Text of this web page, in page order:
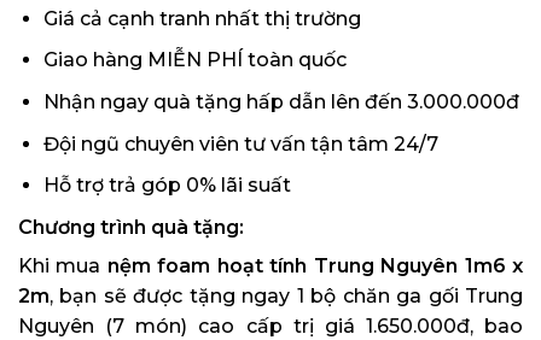
Giá cả cạnh tranh nhất thị trường
Giao hàng MIỄN PHÍ toàn quốc
Nhận ngay quà tặng hấp dẫn lên đến 3.000.000đ
Đội ngũ chuyên viên tư vấn tận tâm 24/7
Hỗ trợ trả góp 0% lãi suất
Chương trình quà tặng:
Khi mua nệm foam hoạt tính Trung Nguyên 1m6 x
2m, bạn sẽ được tặng ngay 1 bộ chăn ga gối Trung
Nguyên (7 món) cao cấp trị giá 1.650.000đ, bao